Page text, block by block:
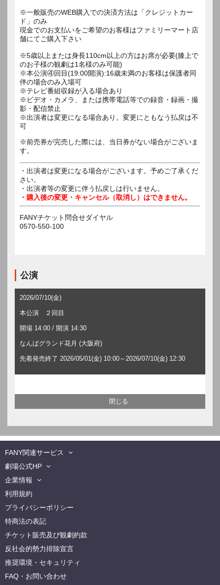
※一般販売のWEB購入での決済方法は「クレジットカー
ド」のみ
現金でのお支払いをご希望のお客様はファミリーマート店
舗にてご購入下さい
※5歳以上または身長110cm以上の方はお席が必要(膝上で
のお子様の観劇は1名様のみ可能)
※本公演④回目(19:00開演):16歳未満のお客様は保護者同
伴の場合のみ入場可
※テレビ番組収録が入る場合あり
※ビデオ・カメラ、または携帯電話等での録音・録画・撮
影・配信禁止
※出演者は変更になる場合あり。変更にともなう払戻は不
可
※前売券が完売した際には、当日券がない場合がございま
す。
・出演者は変更になる場合がございます。予めご了承くだ
さい。
・出演者等の変更に伴う払戻しは行いません。
・購入後の変更・キャンセル（取消し）はできません。
FANYチケット問合せダイヤル
0570-550-100
公演
2026/07/10(金)
本公演 ２回目
開場 14:00 / 開演 14:30
なんばグランド花月 (大阪府)
先着発売終了 2026/05/01(金) 10:00～2026/07/10(金) 12:30
FANY関連サービス
劇場公式HP
企業情報
利用規約
プライバシーポリシー
特商法の表記
チケット販売及び観劇約款
反社会的勢力排除宣言
推奨環境・セキュリティ
FAQ・お問い合わせ